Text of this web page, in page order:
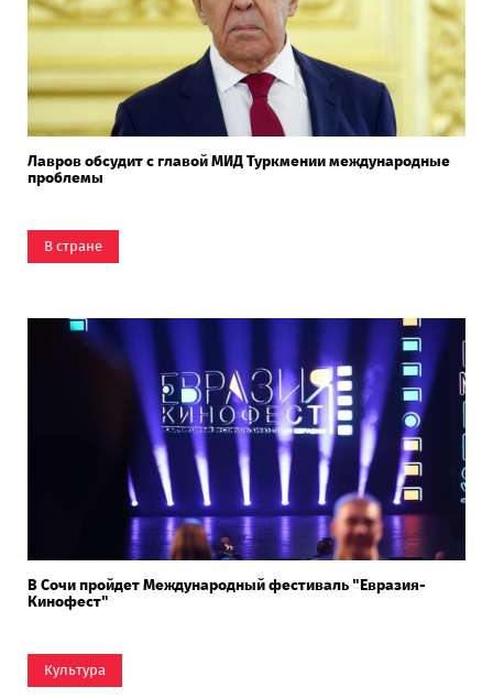
Лавров обсудит с главой МИД Туркмении международные
проблемы
В стране
В Сочи пройдет Международный фестиваль "Евразия-
Кинофест"
Культура